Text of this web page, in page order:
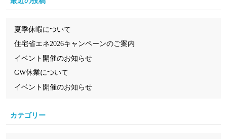
夏季休暇について
住宅省エネ2026キャンペーンのご案内
イベント開催のお知らせ
GW休業について
イベント開催のお知らせ
カテゴリー